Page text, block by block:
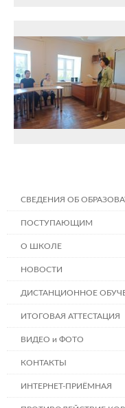
СВЕДЕНИЯ ОБ
ПОСТУПАЮЩИМ
О ШКОЛЕ
НОВОСТИ
ДИСТАНЦИОННОЕ
ИТОГОВАЯ АТТЕСТАЦИЯ
ВИДЕО и ФОТО
КОНТАКТЫ
ИНТЕРНЕТ-ПРИЁМНАЯ